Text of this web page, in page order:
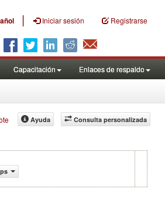
| Iniciar sesión Registrarse
Capacitación Enlaces de respaldo
Consulta personalizada
Ayuda